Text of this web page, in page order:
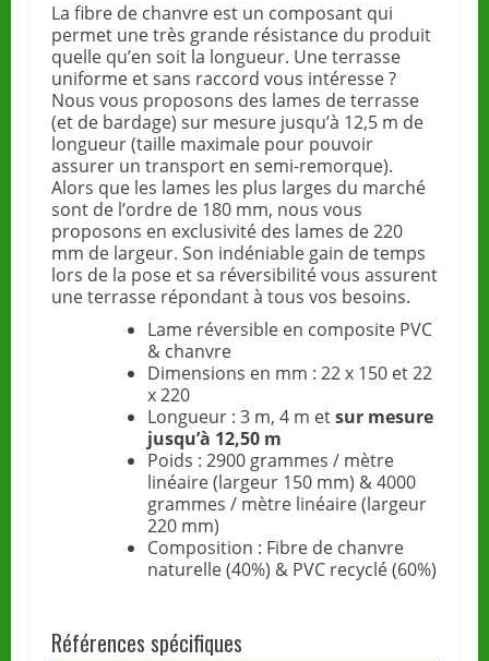
La fibre de chanvre est un composant qui
permet une très grande résistance du produit
quelle qu’en soit la longueur. Une terrasse
uniforme et sans raccord vous intéresse ?
Nous vous proposons des lames de terrasse
(et de bardage) sur mesure jusqu’à 12,5 m de
longueur (taille maximale pour pouvoir
assurer un transport en semi-remorque).
Alors que les lames les plus larges du marché
sont de l’ordre de 180 mm, nous vous
proposons en exclusivité des lames de 220
mm de largeur. Son indéniable gain de temps
lors de la pose et sa réversibilité vous assurent
une terrasse répondant à tous vos besoins.
Lame réversible en composite PVC
& chanvre
Dimensions en mm : 22 x 150 et 22
x 220
Longueur : 3 m, 4 m etsur mesure
jusqu’à 12,50 m
Poids : 2900 grammes / mètre
linéaire (largeur 150 mm) & 4000
grammes / mètre linéaire (largeur
220 mm)
Composition : Fibre de chanvre
naturelle (40%) & PVC recyclé (60%)
Références spécifiques